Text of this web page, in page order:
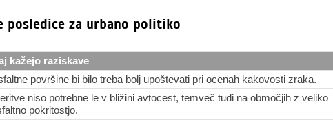
posledice za urbano politiko
kažejo raziskave
površine bi bilo treba bolj upoštevati pri ocenah kakovosti zraka.
niso potrebne le v bližini avtocest, temveč tudi na območjih z veliko
pokritostjo.